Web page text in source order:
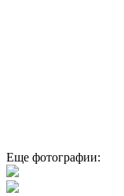
Еще фотографии: